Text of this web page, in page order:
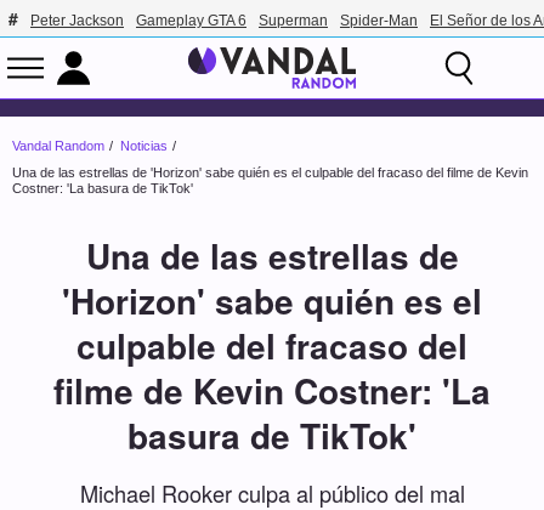
Peter Jackson Gameplay GTA 6 Superman Spider-Man El Señor de los
Vandal Random
Noticias
Una de las estrellas de 'Horizon' sabe quién es el culpable del fracaso del filme de Kevin
Costner: 'La basura de TikTok'
Una de las estrellas de
'Horizon' sabe quién es el
culpable del fracaso del
filme de Kevin Costner: 'La
basura de TikTok'
Michael Rooker culpa al público del mal